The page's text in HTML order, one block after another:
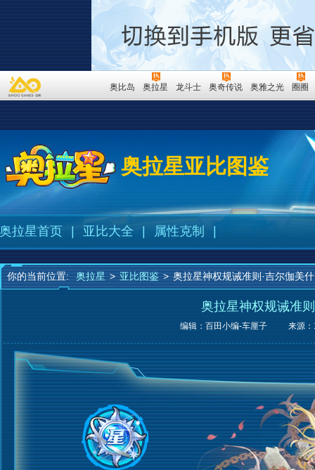
奥比岛 奥拉星 龙斗士 奥奇传说 奥雅之光 圈圈
奥拉星亚比图鉴
奥拉星首页 亚比大全 属性克制
你的当前位置: 奥拉星 > 亚比图鉴 > 奥拉星神权规诫准则·吉尔伽美
奥拉星神权规诫准
编辑：百田小编-车厘子 来源：